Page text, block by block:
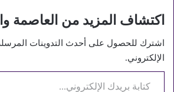
اكتشاف المزيد من العاصمة
اشترك للحصول على أحدث التدوينات
الإلكتروني.
كتابة بريدك الإلكتروني...